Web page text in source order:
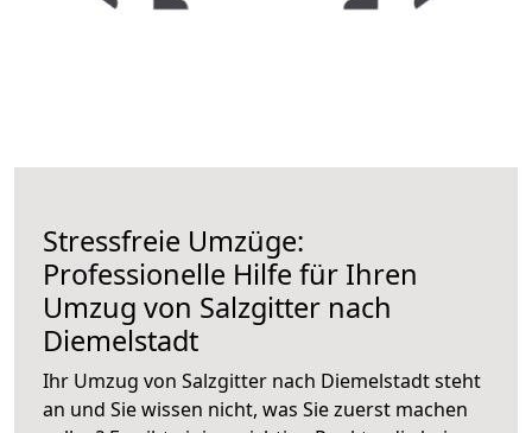
Stressfreie Umzüge:
Professionelle Hilfe für Ihren
Umzug von Salzgitter nach
Diemelstadt
Ihr Umzug von Salzgitter nach Diemelstadt steht
an und Sie wissen nicht, was Sie zuerst machen